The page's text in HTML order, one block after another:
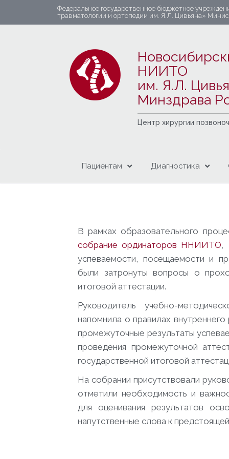
Федеральное государственное бюджетное
травматологии и ортопедии им. Я.Л. Цивьяна»
НИИТО
им. Я.Л.
Минздрава
Центр хирургии
Пациентам Диагностика
В рамках образовательного
собрание ординаторов ННИИТО,
успеваемости, посещаемости и
были затронуты вопросы о
итоговой аттестации.
Руководитель учебно-
напомнила о правилах
промежуточные результаты
проведения промежуточной
государственной итоговой
На собрании присутствовали
отметили необходимость и
для оценивания результатов
напутственные слова к